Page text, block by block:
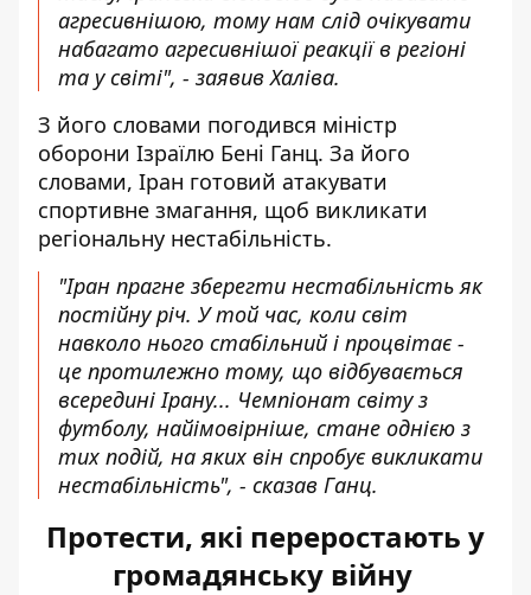
агресивнішою, тому нам слід очікувати
набагато агресивнішої реакції в регіоні
та у світі", - заявив Халіва.
З його словами погодився міністр
оборони Ізраїлю Бені Ганц. За його
словами, Іран готовий атакувати
спортивне змагання, щоб викликати
регіональну нестабільність.
"Іран прагне зберегти нестабільність як
постійну річ. У той час, коли світ
навколо нього стабільний і процвітає -
це протилежно тому, що відбувається
всередині Ірану... Чемпіонат світу з
футболу, найімовірніше, стане однією з
тих подій, на яких він спробує викликати
нестабільність", - сказав Ганц.
Протести, які переростають у
громадянську війну